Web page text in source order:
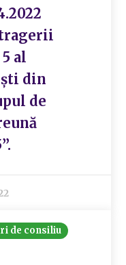
al
din
de
de consiliu